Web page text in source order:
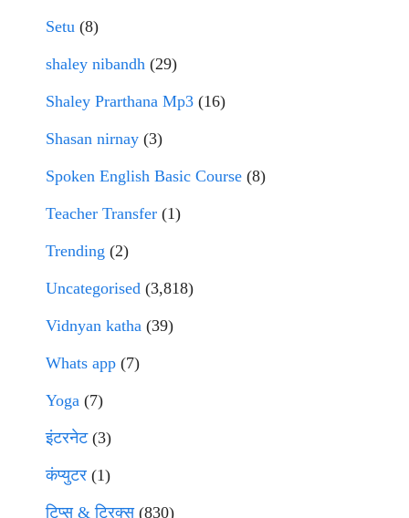
Setu (8)
shaley nibandh (29)
Shaley Prarthana Mp3 (16)
Shasan nirnay (3)
Spoken English Basic Course (8)
Teacher Transfer (1)
Trending (2)
Uncategorised (3,818)
Vidnyan katha (39)
Whats app (7)
Yoga (7)
इंटरनेट(3)
कंप्युटर (1)
टिप्स & ट्रिक्स(830)